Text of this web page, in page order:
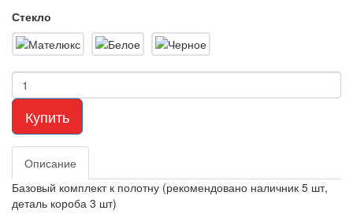
Стекло
Купить
Описание
Базовый комплект к полотну (рекомендовано наличник 5 шт,
деталь короба 3 шт)